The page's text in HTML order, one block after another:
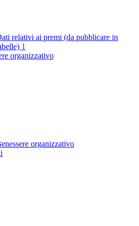
relativi ai premi (da pubblicare in
1
organizzativo
organizzativo